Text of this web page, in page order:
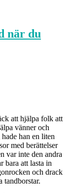
när du
att hjälpa folk att
vänner och
han en liten
med berättelser
var inte den andra
bara att lasta in
och drack
tandborstar.